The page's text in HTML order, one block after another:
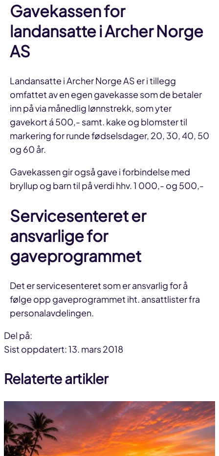
Gavekassen for
landansatte i Archer Norge
AS
Landansatte i Archer Norge AS er i tillegg
omfattet av en egen gavekasse som de betaler
inn på via månedlig lønnstrekk, som yter
gavekort á 500,- samt. kake og blomster til
markering for runde fødselsdager, 20, 30, 40, 50
og 60 år.
Gavekassen gir også gave i forbindelse med
bryllup og barn til på verdi hhv. 1 000,- og 500,-
Servicesenteret er
ansvarlige for
gaveprogrammet
Det er servicesenteret som er ansvarlig for å
følge opp gaveprogrammet iht. ansattlister fra
personalavdelingen.
Del på:
Del
facebook
Del
linkedin
Del
Sist oppdatert: 13. mars 2018
Relaterte artikler